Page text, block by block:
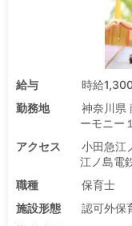
給与
時給
勤務地
神奈川県
ーモニー
アクセス
小田急江
江ノ島電
職種
保育士
施設形態
認可外保